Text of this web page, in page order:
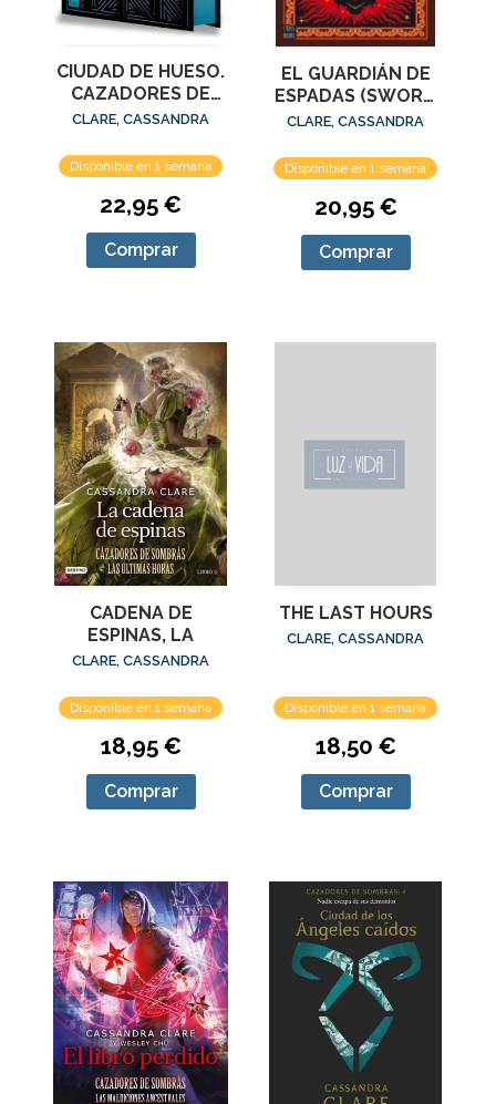
CIUDAD DE HUESO.
CAZADORES DE
SOMBRAS 1.
CLARE, CASSANDRA
Disponible en 1 semana
22,95 €
Comprar
EL GUARDIÁN DE
ESPADAS (SWORD
CATCHER)
CLARE, CASSANDRA
Disponible en 1 semana
20,95 €
Comprar
CADENA DE
ESPINAS, LA
CLARE, CASSANDRA
Disponible en 1 semana
18,95 €
Comprar
THE LAST HOURS
CLARE, CASSANDRA
Disponible en 1 semana
18,50 €
Comprar